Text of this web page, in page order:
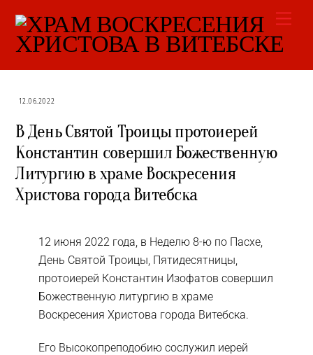
content
12.06.2022
В День Святой Троицы протоиерей
Константин совершил Божественную
Литургию в храме Воскресения
Христова города Витебска
12 июня 2022 года, в Неделю 8-ю по Пасхе,
День Святой Троицы, Пятидесятницы,
протоиерей Константин Изофатов совершил
Божественную литургию в храме
Воскресения Христова города Витебска.
Его Высокопреподобию сослужил иерей